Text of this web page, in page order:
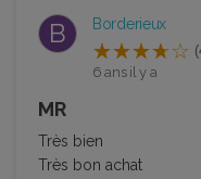
B Borderieux
6 ans il y a
MR
Très bien
Très bon achat